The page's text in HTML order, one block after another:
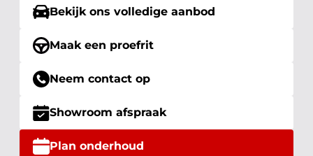
Bekijk ons volledige aanbod
Maak een proefrit
Neem contact op
Showroom afspraak
Plan onderhoud